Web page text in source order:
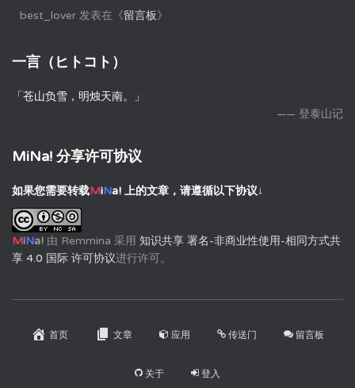
best_lover 发表在《留言板》
一言（ヒトコト）
「苍山负雪，明烛天南。」
—— 登泰山记
MiNa! 分享许可协议
如果您需要转载MiNa! 上的文章，请遵循以下协议↓
MiNa! 由 Remmina 采用 知识共享 署名-非商业性使用-相同方式共
享 4.0 国际 许可协议进行许可。
首页 文章 应用 传送门 留言板
关于 登入